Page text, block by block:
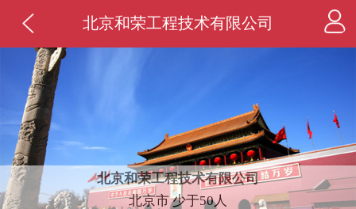
北京和荣工程技术有限公司
北京和荣工程技术有限公司
北京市 少于50人